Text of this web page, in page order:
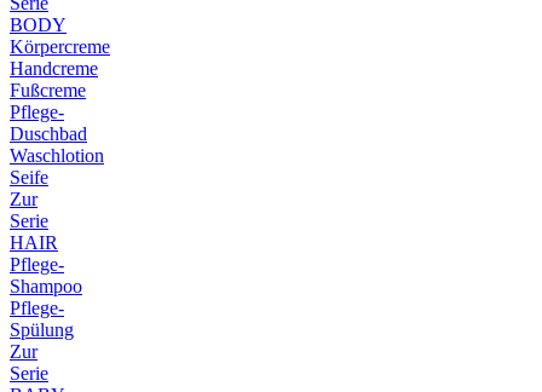
BODY
Körpercreme
Handcreme
Fußcreme
Pflege-
Duschbad
Waschlotion
Seife
Zur
Serie
HAIR
Pflege-
Shampoo
Pflege-
Spülung
Zur
Serie